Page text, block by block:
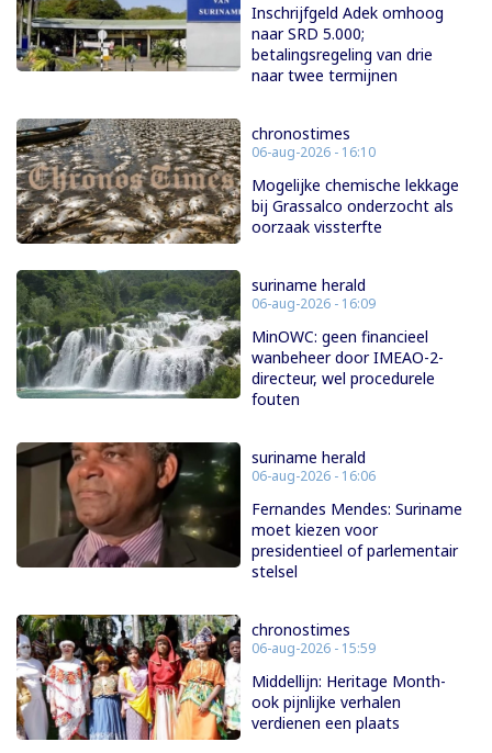
Inschrijfgeld Adek omhoog
naar SRD 5.000;
betalingsregeling van drie
naar twee termijnen
chronostimes
06-aug-2026 - 16:10
Mogelijke chemische lekkage
bij Grassalco onderzocht als
oorzaak vissterfte
suriname herald
06-aug-2026 - 16:09
MinOWC: geen financieel
wanbeheer door IMEAO-2-
directeur, wel procedurele
fouten
suriname herald
06-aug-2026 - 16:06
Fernandes Mendes: Suriname
moet kiezen voor
presidentieel of parlementair
stelsel
chronostimes
06-aug-2026 - 15:59
Middellijn: Heritage Month-
ook pijnlijke verhalen
verdienen een plaats